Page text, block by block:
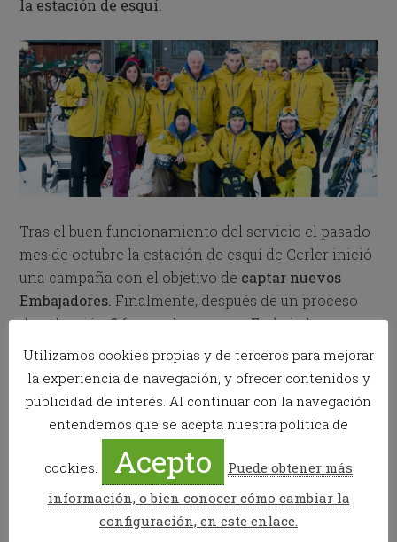
la estación de esquí.
Tras el buen funcionamiento del servicio el pasado
mes de octubre la estación de esquí de Cerler inició
una campaña con el objetivo de captar nuevos
Embajadores. Finalmente, después de un proceso
de selección8 fueron los nuevos Embajadores
seleccionados.
El servicio se va a ampliar también los sábados y
domingos. Sin reserva previa, cada lunes, sábado y
domingo a las 10.30h en Cerler 1.500
embajadores recibirán a los esquiadores enfrente
de la cafetería Remáscaro.
Desde el Hostal Parque Naturalrecomendamos al
Utilizamos cookies propias y de terceros para mejorar
la experiencia de navegación, y ofrecer contenidos y
publicidad de interés. Al continuar con la navegación
entendemos que se acepta nuestra política de
cookies. Acepto
Puede obtener más
información, o bien conocer cómo cambiar la
configuración, en este enlace.